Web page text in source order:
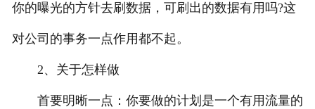
你的曝光的方针去刷数据，可刷出的数据有用吗?这
对公司的事务一点作用都不起。
2、关于怎样做
首要明晰一点：你要做的计划是一个有用流量的